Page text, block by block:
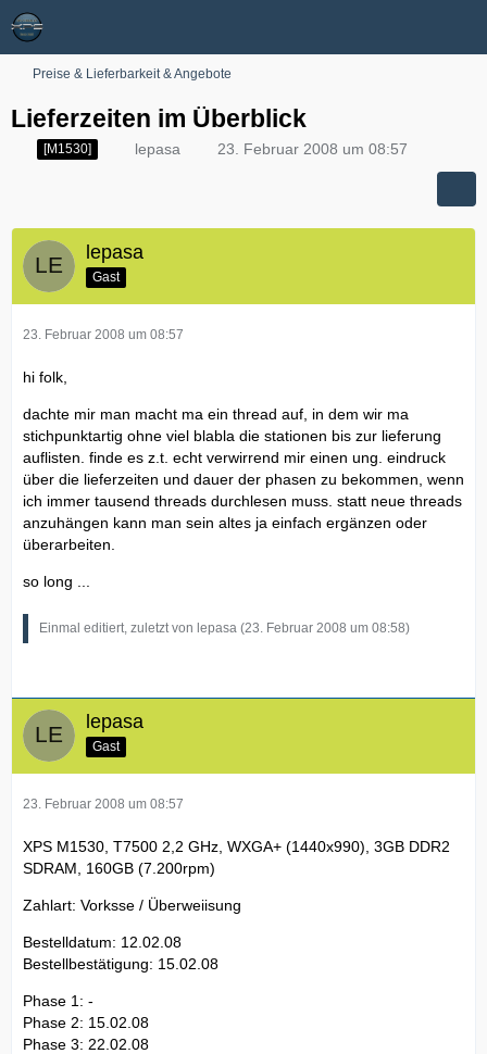
Preise & Lieferbarkeit & Angebote
Lieferzeiten im Überblick
[M1530] lepasa 23. Februar 2008 um 08:57
lepasa
Gast
23. Februar 2008 um 08:57
hi folk,
dachte mir man macht ma ein thread auf, in dem wir ma
stichpunktartig ohne viel blabla die stationen bis zur lieferung
auflisten. finde es z.t. echt verwirrend mir einen ung. eindruck
über die lieferzeiten und dauer der phasen zu bekommen, wenn
ich immer tausend threads durchlesen muss. statt neue threads
anzuhängen kann man sein altes ja einfach ergänzen oder
überarbeiten.
so long ...
Einmal editiert, zuletzt von lepasa (23. Februar 2008 um 08:58)
lepasa
Gast
23. Februar 2008 um 08:57
XPS M1530, T7500 2,2 GHz, WXGA+ (1440x990), 3GB DDR2
SDRAM, 160GB (7.200rpm)
Zahlart: Vorksse / Überweiisung
Bestelldatum: 12.02.08
Bestellbestätigung: 15.02.08
Phase 1: -
Phase 2: 15.02.08
Phase 3: 22.02.08